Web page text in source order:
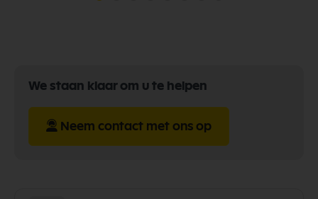
We staan klaar om u te helpen
Neem contact met ons op